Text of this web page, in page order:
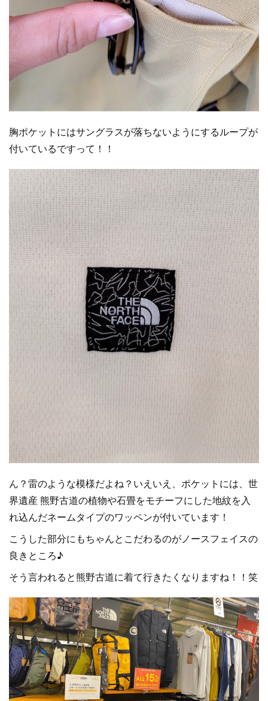
胸ポケットにはサングラスが落ちないようにするループが
付いているですって！！
ん？雷のような模様だよね？いえいえ、ポケットには、世
界遺産 熊野古道の植物や石畳をモチーフにした地紋を入
れ込んだネームタイプのワッペンが付いています！
こうした部分にもちゃんとこだわるのがノースフェイスの
良きところ♪
そう言われると熊野古道に着て行きたくなりますね！！笑